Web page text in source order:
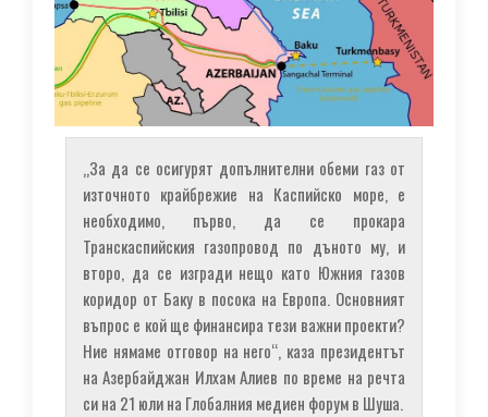
„За да се осигурят допълнителни обеми газ от
източното крайбрежие на Каспийско море, е
необходимо, първо, да се прокара
Транскаспийския газопровод по дъното му, и
второ, да се изгради нещо като Южния газов
коридор от Баку в посока на Европа. Основният
въпрос е кой ще финансира тези важни проекти?
Ние нямаме отговор на него“, каза президентът
на Азербайджан Илхам Алиев по време на речта
си на 21 юли на Глобалния медиен форум в Шуша.